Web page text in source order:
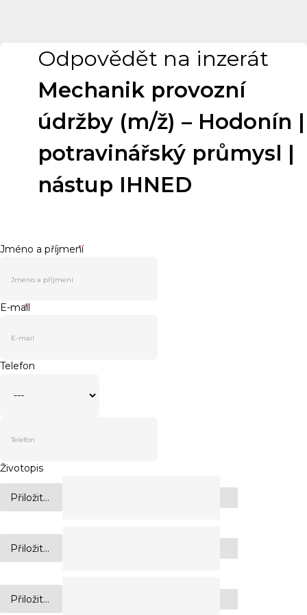
Odpovědět na inzerát
Mechanik provozní
údržby (m/ž) – Hodonín |
potravinářský průmysl |
nástup IHNED
Jméno a příjmení
*
E-mail
*
Telefon
Životopis
Přiložit...
Přiložit...
Přiložit...